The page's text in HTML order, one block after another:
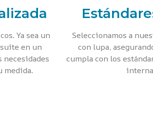
Ya sea un
en un
necesidades
medida.
Seleccionamos a
con lupa,
cumpla con los